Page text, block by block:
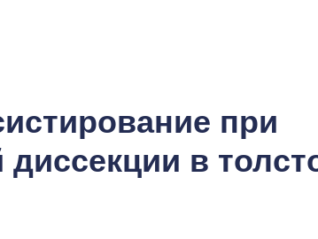
при
в